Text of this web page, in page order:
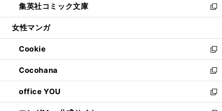
く
で
開
ド
ウ
開
く
ィ
ン
ウ
で
開
く
い
ウ
ン
ド
ウ
で
開
く
集英社コミック文庫
新
し
ウ
ィ
ン
ド
ウ
で
開
女性マンガ
Cookie
新
し
い
ウ
ィ
ン
Cocohana
新
し
い
ウ
office YOU
新
し